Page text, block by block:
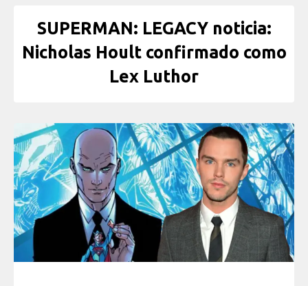
SUPERMAN: LEGACY noticia:
Nicholas Hoult confirmado como
Lex Luthor